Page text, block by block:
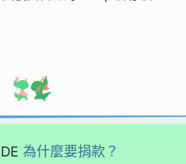
為什麼要捐款？